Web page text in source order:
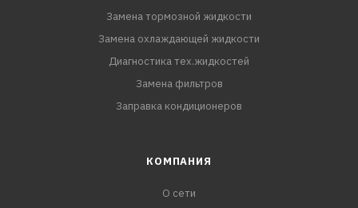
Замена тормозной жидкости
Замена охлаждающей жидкости
Диагностика тех.жидкостей
Замена фильтров
Заправка кондиционеров
КОМПАНИЯ
О сети